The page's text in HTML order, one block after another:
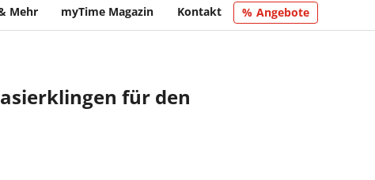
Mehr myTime Magazin Kontakt Angebote
für den